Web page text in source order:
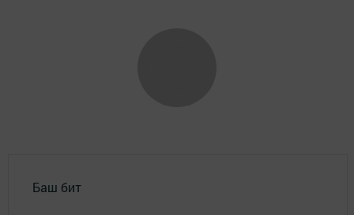
Баш бит